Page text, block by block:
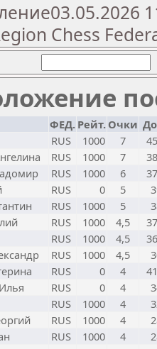
Chess
ФЕД. Рейт. Очки
RUS 1000 7
RUS 1000 7
RUS 1000 6
RUS 0 5
RUS 1000 5
RUS 1000 4,5
RUS 1000 4,5
RUS 1000 4,5
RUS 0 4
RUS 0 4
RUS 1000 4
RUS 1000 4
RUS 1000 4